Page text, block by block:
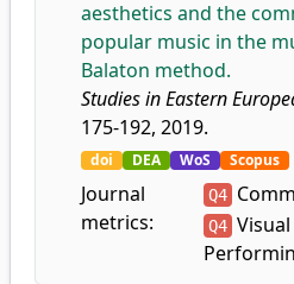
aesthetics and the
popular music in the
Balaton method.
Studies in Eastern
175-192, 2019.
doi DEA WoS Scopus
Journal
metrics:
Q4
Q4 Visual